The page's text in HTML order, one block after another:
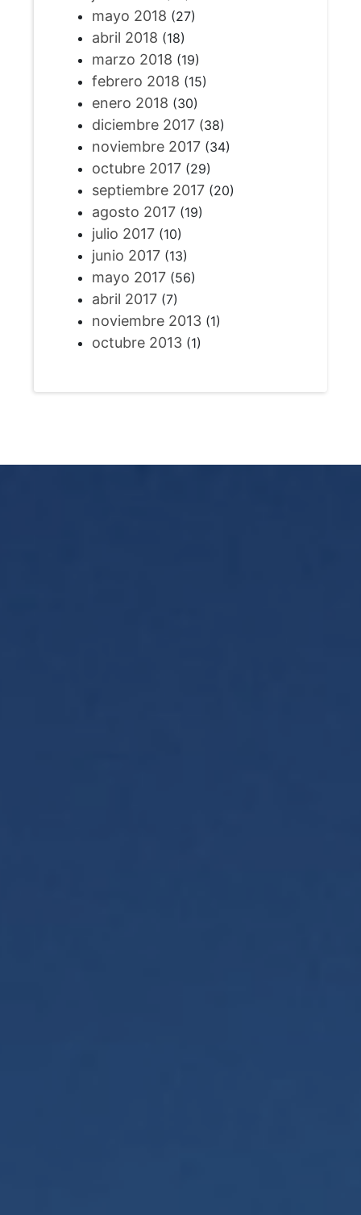
mayo 2018 (27)
abril 2018 (18)
marzo 2018 (19)
febrero 2018 (15)
enero 2018 (30)
diciembre 2017(38)
noviembre 2017(34)
octubre 2017(29)
septiembre 2017(20)
agosto 2017(19)
julio 2017(10)
junio 2017(13)
mayo 2017(56)
abril 2017(7)
noviembre 2013(1)
octubre 2013(1)